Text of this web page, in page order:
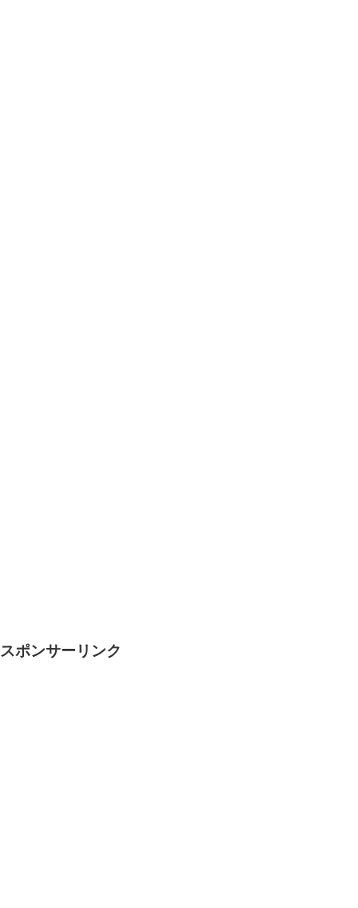
スポンサーリンク